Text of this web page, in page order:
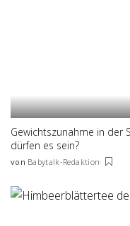
Gewichtszunahme in der
dürfen es sein?
Posted
von Babytalk-Redaktion